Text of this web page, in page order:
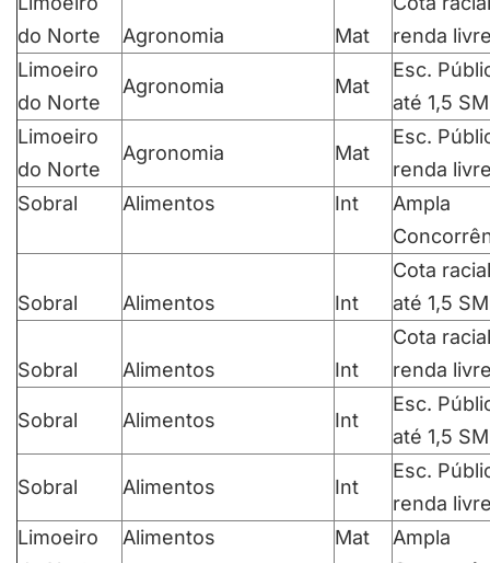
do Norte
Agronomia Mat
renda
Limoeiro
do Norte
Agronomia Mat
Esc.
até 1,5 SM
Limoeiro
do Norte
Agronomia Mat
Esc.
renda
Sobral
Alimentos Int
Ampla
Sobral Alimentos Int
Cota racial
até 1,5 SM
Sobral Alimentos Int
Cota racial
renda
Sobral Alimentos Int
Esc.
até 1,5 SM
Sobral Alimentos Int
Esc.
renda
Limoeiro
Alimentos Mat
Ampla